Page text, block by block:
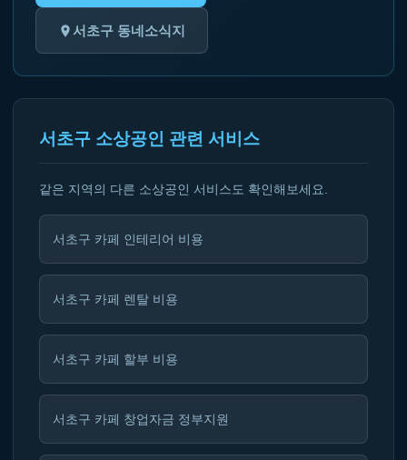
서초구 동네소식지
서초구 소상공인 관련 서비스
같은 지역의 다른 소상공인 서비스도 확인해보세요.
서초구 카페 인테리어 비용
서초구 카페 렌탈 비용
서초구 카페 할부 비용
서초구 카페 창업자금 정부지원